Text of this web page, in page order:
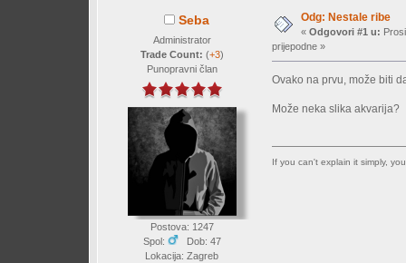
Seba
Administrator
Trade Count: (+3)
Punopravni član
Postova: 1247
Spol:
Dob: 47
Lokacija: Zagreb
Odg: Nestale ribe
« Odgovori #1 u:
prijepodne »
Ovako na prvu, može biti
Može neka slika akvarija?
If you can't explain it simply,